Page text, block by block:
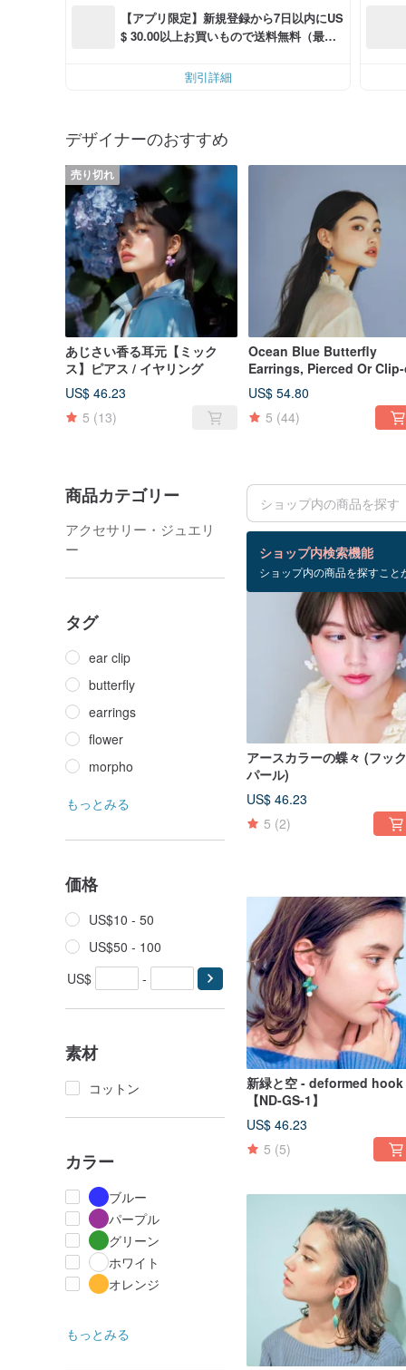
【アプリ限定】新規登録から7日以内にUS
$ 30.00以上お買いもので送料無料（最大U
割引詳細
デザイナーのおすすめ
売り切れ
あじさい香る耳元【ミック
ス】ピアス / イヤリング
US$ 46.23
5 (13)
Ocean Blue Butterfly
Earrings, Pierced Or
US$ 54.80
5 (44)
商品カテゴリー
アクセサリー・ジュエリ
ー
タグ
ear clip
butterfly
earrings
flower
morpho
もっとみる
価格
US$10 - 50
US$50 - 100
US$
-
素材
コットン
カラー
ブルー
パープル
グリーン
ホワイト
オレンジ
もっとみる
ショップ内検索機能
ショップ内の商品を探すこと
検索結果：23 件
アースカラーの蝶々 (フッ
パール)
US$ 46.23
5 (2)
新緑と空 - deformed hook -
【ND-GS-1】
US$ 46.23
5 (5)